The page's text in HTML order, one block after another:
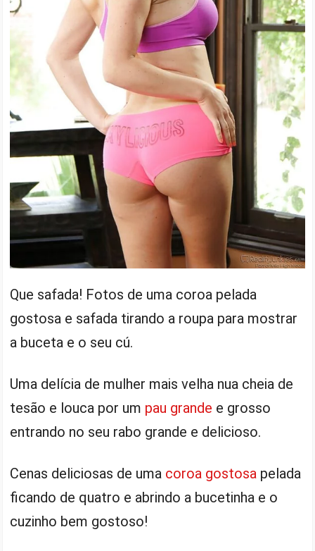
Que safada! Fotos de uma coroa pelada
gostosa e safada tirando a roupa para mostrar
a buceta e o seu cú.
Uma delícia de mulher mais velha nua cheia de
tesão e louca por um pau grande e grosso
entrando no seu rabo grande e delicioso.
Cenas deliciosas de uma coroa gostosa pelada
ficando de quatro e abrindo a bucetinha e o
cuzinho bem gostoso!